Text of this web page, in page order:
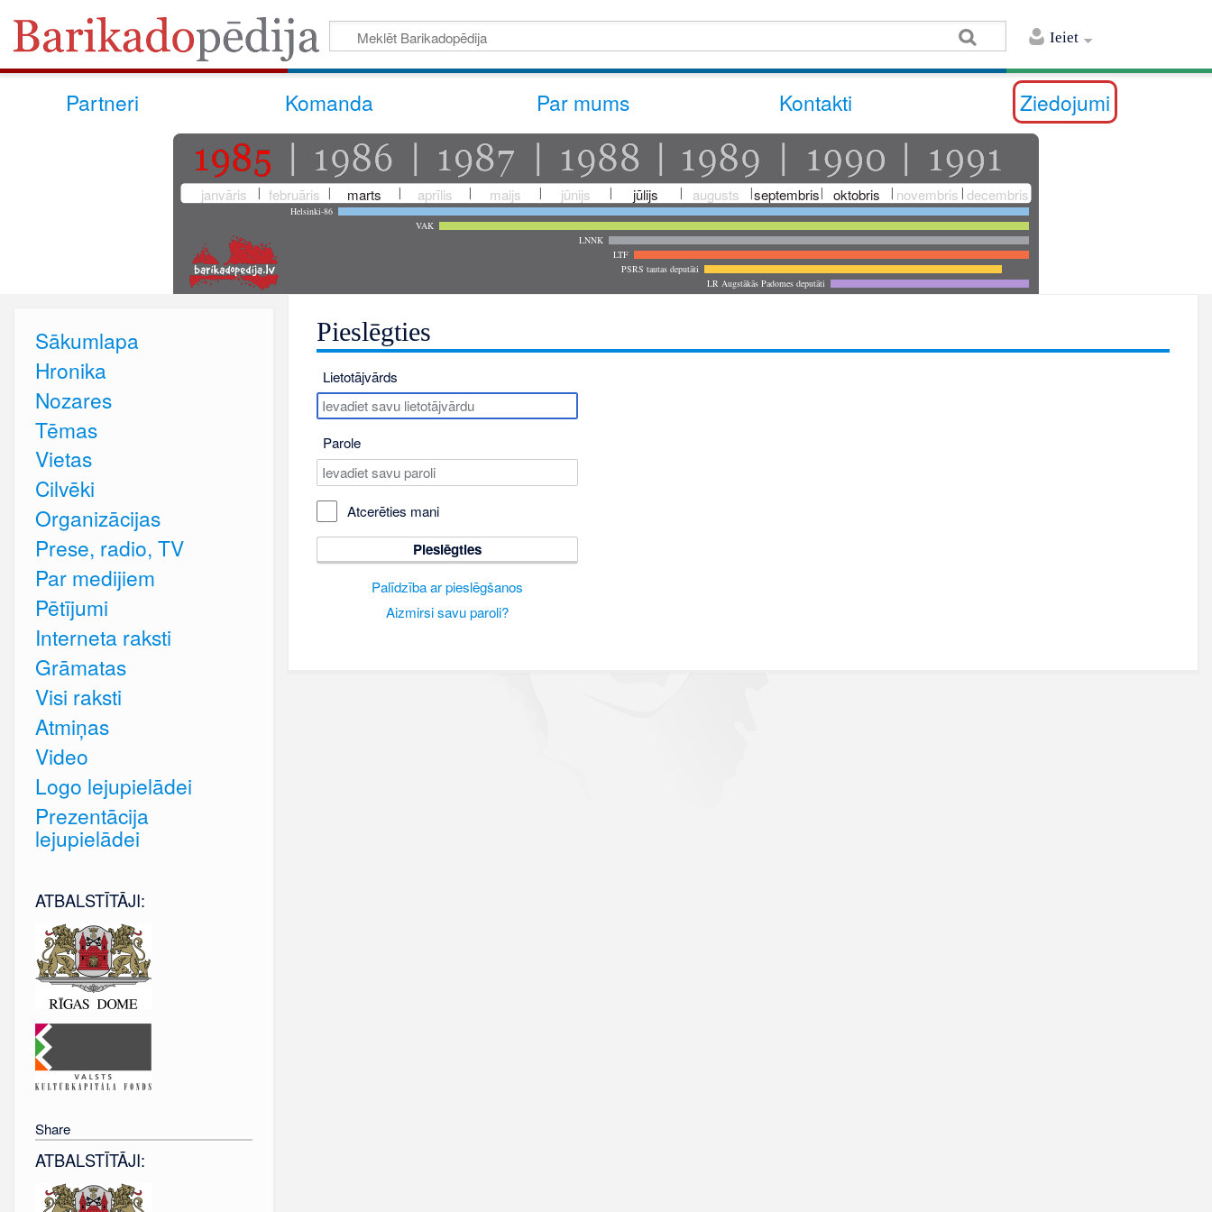
Ieiet
Partneri Komanda Par mums Kontakti Ziedojumi
janvāris februāris marts aprīlis maijs jūnijs jūlijs augusts septembris oktobris novembris decembris
Helsinki-86
VAK
LNNK
LTF
PSRS tautas deputāti
LR Augstākās Padomes deputāti
Pieslēgties
Lietotājvārds
Parole
Atcerēties mani
Pieslēgties
Palīdzība ar pieslēgšanos
Aizmirsi savu paroli?
Sākumlapa
Hronika
Nozares
Tēmas
Vietas
Cilvēki
Organizācijas
Prese, radio, TV
Par medijiem
Pētījumi
Interneta raksti
Grāmatas
Visi raksti
Atmiņas
Video
Logo lejupielādei
Prezentācija
lejupielādei
ATBALSTĪTĀJI:
Share
ATBALSTĪTĀJI: